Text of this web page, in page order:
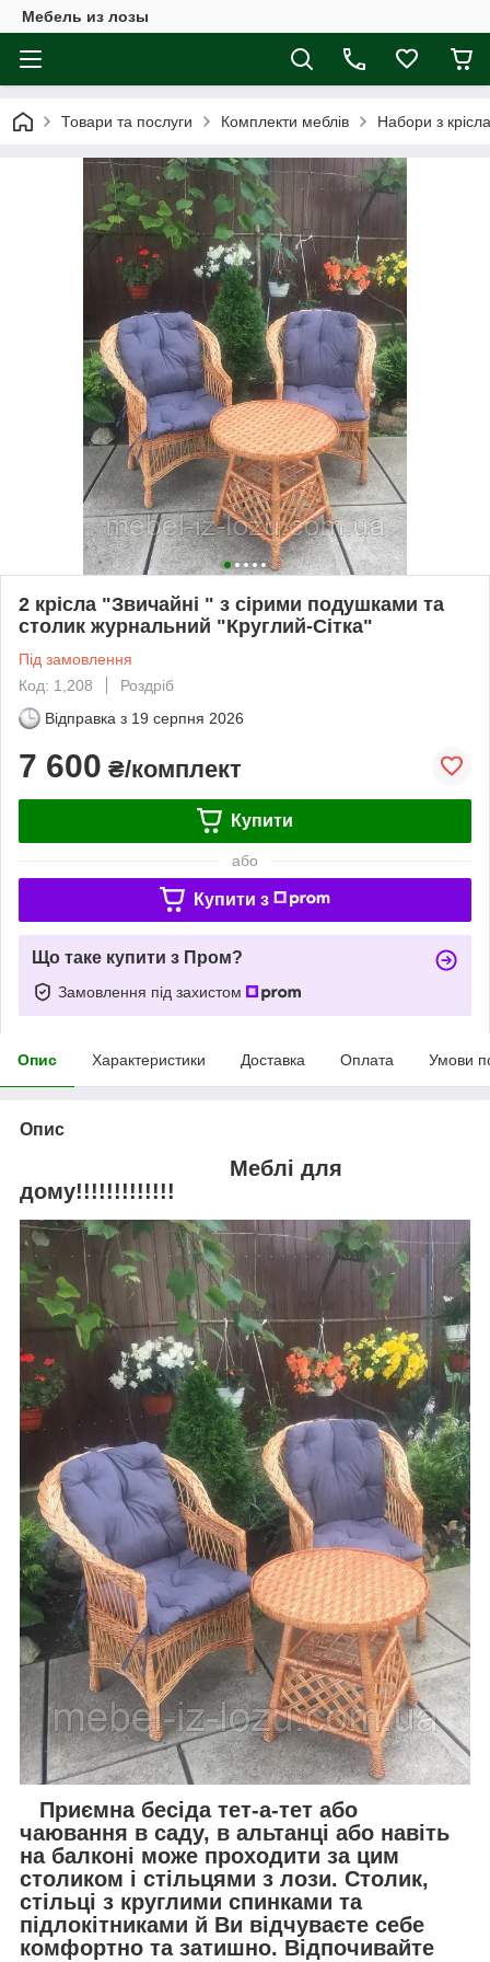
Мебель из лозы
Товари та послуги Комплекти меблів Набори з
2 крісла "Звичайні " з сірими подушками та
столик журнальний "Круглий-Сітка"
Під замовлення
Код: 1,208
Роздріб
Відправка з 19 серпня 2026
7 600 ₴/комплект
Купити
або
Купити з
Що таке купити з Пром?
Замовлення під захистом
Опис Характеристики Доставка Оплата Умови
Опис
Меблі для
дому!!!!!!!!!!!!!
Приємна бесіда тет-а-тет або
чаювання в саду, в альтанці або навіть
на балконі може проходити за цим
столиком і стільцями з лози. Столик,
стільці з круглими спинками та
підлокітниками й Ви відчуваєте себе
комфортно та затишно. Відпочивайте